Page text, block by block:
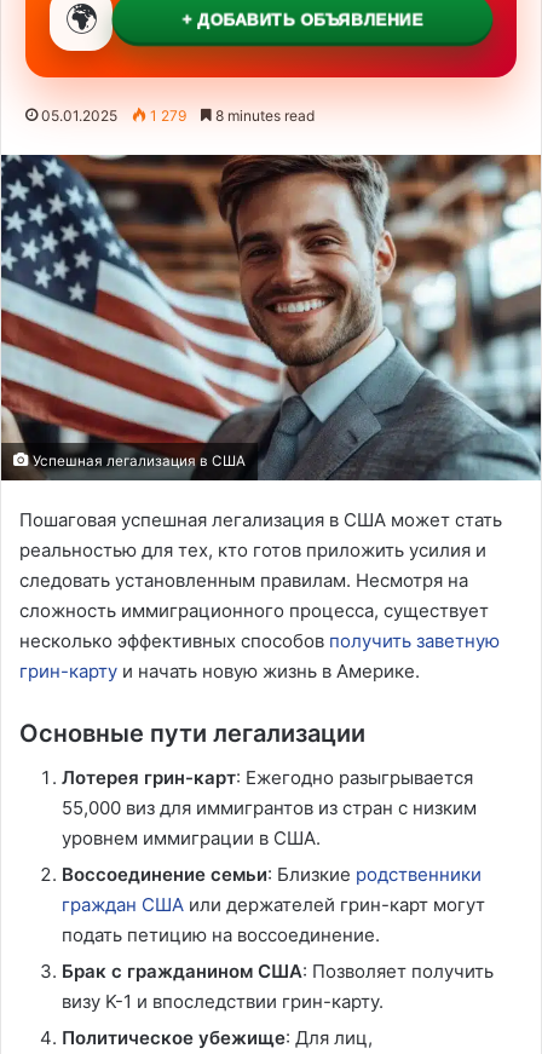
🌍 + ДОБАВИТЬ ОБЪЯВЛЕНИЕ
05.01.2025 1 279 8 minutes read
Успешная легализация в США
Пошаговая успешная легализация в США может стать
реальностью для тех, кто готов приложить усилия и
следовать установленным правилам. Несмотря на
сложность иммиграционного процесса, существует
несколько эффективных способов получить заветную
грин-карту и начать новую жизнь в Америке.
Основные пути легализации
Лотерея грин-карт: Ежегодно разыгрывается
55,000 виз для иммигрантов из стран с низким
уровнем иммиграции в США.
Воссоединение семьи: Близкие родственники
граждан США или держателей грин-карт могут
подать петицию на воссоединение.
Брак с гражданином США: Позволяет получить
визу K-1 и впоследствии грин-карту.
Политическое убежище: Для лиц,